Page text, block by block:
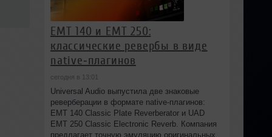
EMT 140 и EMT 250:
классические ревербы в виде
native‑плагинов
сегодня в 13:01
Universal Audio выпустила две знаковые
реверберации в формате native‑плагинов:
EMT 140 Classic Plate Reverberator и UAD
EMT 250 Classic Electronic Reverb. Компания
предлагает точную эмуляцию оригинальных